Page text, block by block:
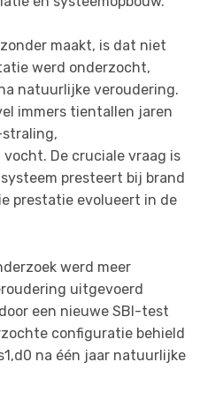
maakt, is dat niet
werd onderzocht,
natuurlijke veroudering.
immers tientallen jaren
De cruciale vraag is
presteert bij brand
prestatie evolueert in de
werd meer
uitgevoerd
een nieuwe SBI-test
configuratie behield
na één jaar natuurlijke